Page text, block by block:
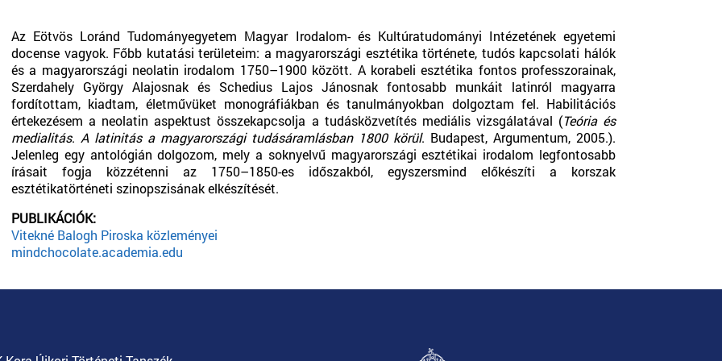
Az Eötvös Loránd Tudományegyetem Magyar Irodalom- és Kultúratudományi Intézetének egyetemi
docense vagyok. Főbb kutatási területeim: a magyarországi esztétika története, tudós kapcsolati hálók
és a magyarországi neolatin irodalom 1750–1900 között. A korabeli esztétika fontos professzorainak,
Szerdahely György Alajosnak és Schedius Lajos Jánosnak fontosabb munkáit latinról magyarra
fordítottam, kiadtam, életművüket monográfiákban és tanulmányokban dolgoztam fel. Habilitációs
értekezésem a neolatin aspektust összekapcsolja a tudásközvetítés mediális vizsgálatával (Teória és
medialitás. A latinitás a magyarországi tudásáramlásban 1800 körül. Budapest, Argumentum, 2005.).
Jelenleg egy antológián dolgozom, mely a soknyelvű magyarországi esztétikai irodalom legfontosabb
írásait fogja közzétenni az 1750–1850-es időszakból, egyszersmind előkészíti a korszak
esztétikatörténeti szinopszisának elkészítését.
PUBLIKÁCIÓK:
Vitekné Balogh Piroska közleményei
mindchocolate.academia.edu